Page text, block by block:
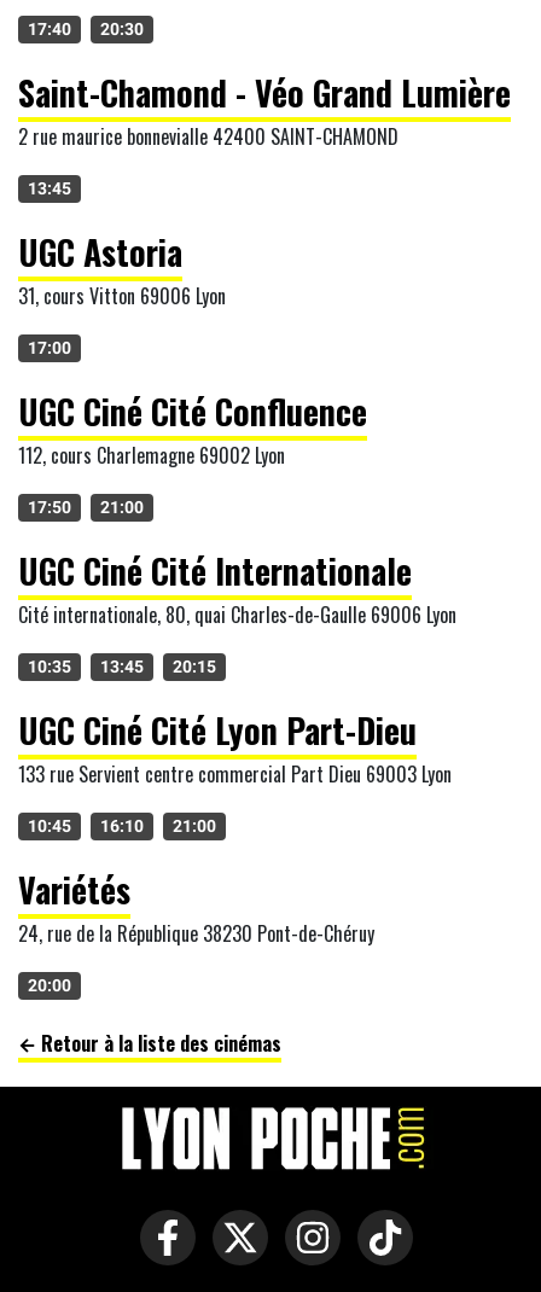
17:40 20:30
Saint-Chamond - Véo Grand Lumière
2 rue maurice bonnevialle 42400 SAINT-CHAMOND
13:45
UGC Astoria
31, cours Vitton 69006 Lyon
17:00
UGC Ciné Cité Confluence
112, cours Charlemagne 69002 Lyon
17:50 21:00
UGC Ciné Cité Internationale
Cité internationale, 80, quai Charles-de-Gaulle 69006 Lyon
10:35 13:45 20:15
UGC Ciné Cité Lyon Part-Dieu
133 rue Servient centre commercial Part Dieu 69003 Lyon
10:45 16:10 21:00
Variétés
24, rue de la République 38230 Pont-de-Chéruy
20:00
← Retour à la liste des cinémas